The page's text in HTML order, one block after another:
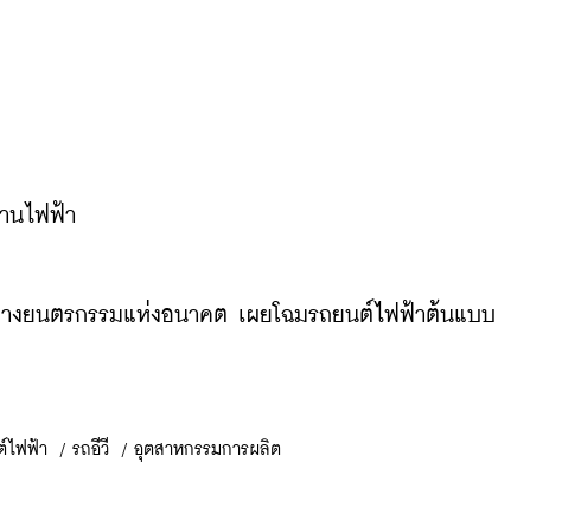
นไฟฟ้า
งยนตรกรรมแห่งอนาคต เผยโฉมรถยนต์ไฟฟ้าต้นแบบ
ไฟฟ้า / รถอีวี / อุตสาหกรรมการผลิต